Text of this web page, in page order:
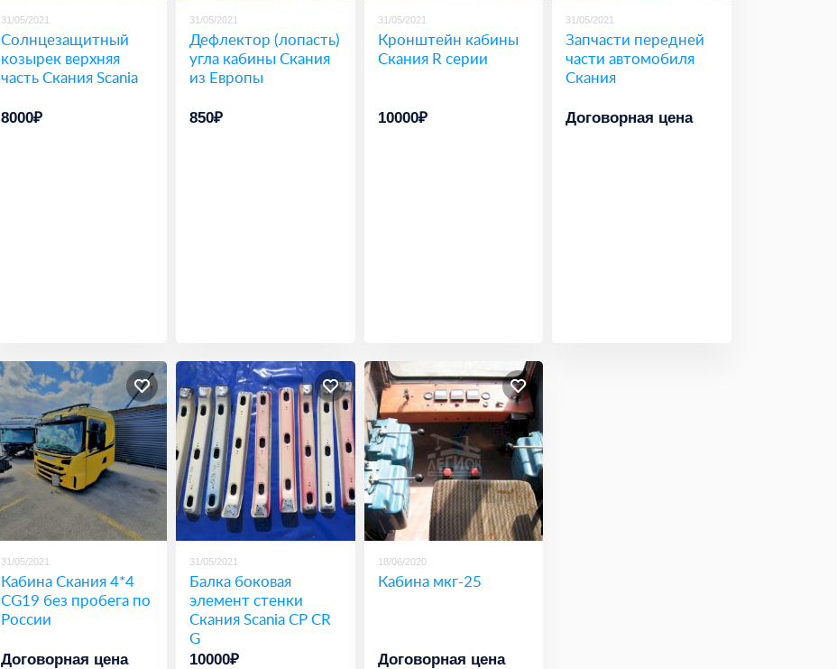
31/05/2021
Солнцезащитный
козырек верхняя
часть Скания Scania
8000₽
31/05/2021
Дефлектор (лопасть)
угла кабины Скания
из Европы
850₽
31/05/2021
Кронштейн кабины
Скания R серии
10000₽
31/05/2021
Запчасти передней
части автомобиля
Скания
Договорная цена
31/05/2021
Кабина Скания 4*4
CG19 без пробега по
России
Договорная цена
31/05/2021
Балка боковая
элемент стенки
Скания Scania CP CR
G
10000₽
18/06/2020
Кабина мкг-25
Договорная цена